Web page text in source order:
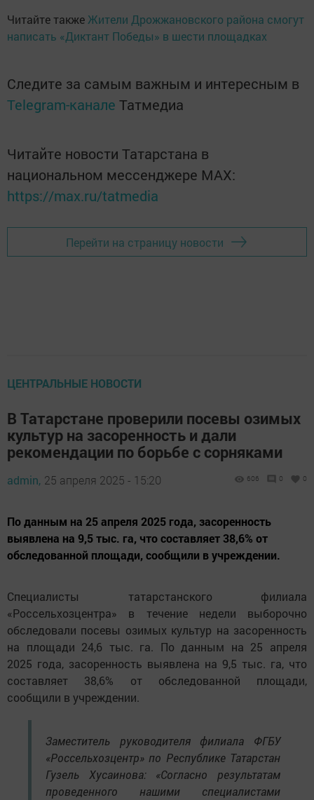
Читайте такжеЖители Дрожжановского района смогут
написать «Диктант Победы» в шести площадках
Следите за самым важным и интересным в
Telegram-канале Татмедиа
Читайте новости Татарстана в
национальном мессенджере MАХ:
https://max.ru/tatmedia
Перейти на страницу новости
ЦЕНТРАЛЬНЫЕ НОВОСТИ
В Татарстане проверили посевы озимых
культур на засоренность и дали
рекомендации по борьбе с сорняками
admin, 25 апреля 2025 - 15:20 606 0 0
По данным на 25 апреля 2025 года, засоренность
выявлена на 9,5 тыс. га, что составляет 38,6% от
обследованной площади, сообщили в учреждении.
Специалисты татарстанского филиала
«Россельхозцентра» в течение недели выборочно
обследовали посевы озимых культур на засоренность
на площади 24,6 тыс. га. По данным на 25 апреля
2025 года, засоренность выявлена на 9,5 тыс. га, что
составляет 38,6% от обследованной площади,
сообщили в учреждении.
Заместитель руководителя филиала ФГБУ
«Россельхозцентр» по Республике Татарстан
Гузель Хусаинова: «Согласно результатам
проведенного нашими специалистами